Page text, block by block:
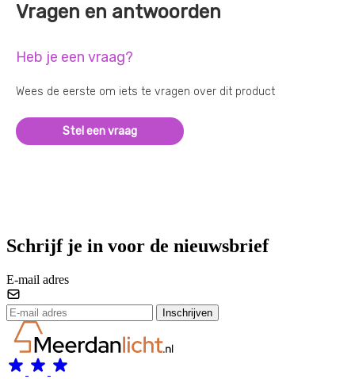
Vragen en antwoorden
Heb je een vraag?
Wees de eerste om iets te vragen over dit product
Stel een vraag
Schrijf je in voor de nieuwsbrief
E-mail adres
Inschrijven